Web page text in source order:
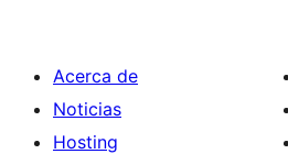
Acerca de
Noticias
Hosting